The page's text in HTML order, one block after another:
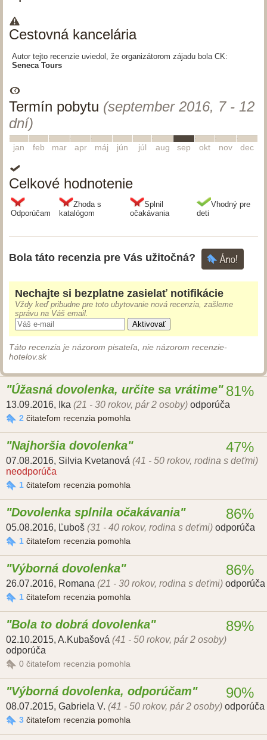
Cestovná kancelária
Autor tejto recenzie uviedol, že organizátorom zájadu bola CK:
Seneca Tours
Termín pobytu (september 2016, 7 - 12
dní)
jan feb mar apr máj jún júl aug sep okt nov dec
Celkové hodnotenie
Odporúčam
Zhoda s
katalógom
Splnil
očakávania
Vhodný pre
deti
Bola táto recenzia pre Vás užitočná?
Nechajte si bezplatne zasielať notifikácie
Vždy keď pribudne pre toto ubytovanie nová recenzia, zašleme
správu na Váš email.
Aktivovať
Táto recenzia je názorom pisateľa, nie názorom recenzie-
hotelov.sk
Úžasná dovolenka, určite sa vrátime
13.09.2016, Ika (21 - 30 rokov, pár 2 osoby) odporúča
2 čitateľom recenzia pomohla
81%
Najhoršia dovolenka
07.08.2016, Silvia Kvetanová (41 - 50 rokov, rodina s deťmi)
neodporúča
1 čitateľom recenzia pomohla
47%
Dovolenka splnila očakávania
05.08.2016, Ľuboš (31 - 40 rokov, rodina s deťmi) odporúča
1 čitateľom recenzia pomohla
86%
Výborná dovolenka
26.07.2016, Romana (21 - 30 rokov, rodina s deťmi) odporúča
1 čitateľom recenzia pomohla
86%
Bola to dobrá dovolenka
02.10.2015, A.Kubašová (41 - 50 rokov, pár 2 osoby)
odporúča
0 čitateľom recenzia pomohla
89%
Výborná dovolenka, odporúčam
08.07.2015, Gabriela V. (41 - 50 rokov, pár 2 osoby) odporúča
3 čitateľom recenzia pomohla
90%